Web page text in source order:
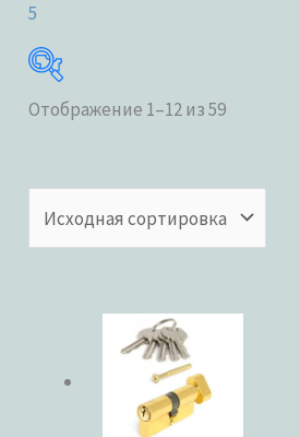
5
Категории товаров
Отображение 1–12 из 59